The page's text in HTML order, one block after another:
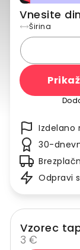
Vnesite
Širina
Izdelano
30-
Odpravi
Vzorec
3 €